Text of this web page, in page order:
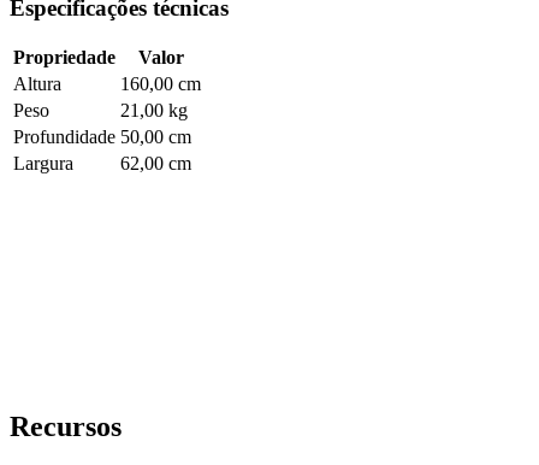
Especificações técnicas
Propriedade
Valor
Altura
160,00 cm
Peso
21,00 kg
Profundidade 50,00 cm
Largura
62,00 cm
Recursos